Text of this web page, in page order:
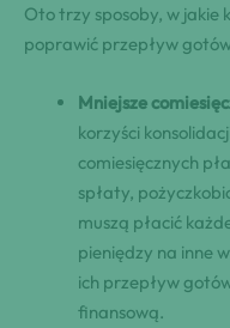
Oto trzy sposoby, w jakie
poprawić przepływ
Mniejsze
korzyści
comiesięcznych
spłaty,
muszą płacić
pieniędzy na inne
ich przepływ
finansową.